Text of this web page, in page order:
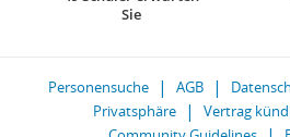
Sie
Personensuche AGB
Privatsphäre
Vertrag